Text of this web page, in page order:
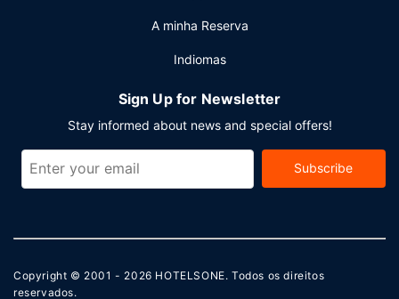
A minha Reserva
Indiomas
Sign Up for Newsletter
Stay informed about news and special offers!
Subscribe
Copyright © 2001 - 2026 HOTELSONE. Todos os direitos
reservados.